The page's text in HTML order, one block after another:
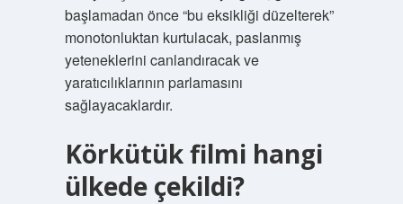
başlamadan önce “bu eksikliği düzelterek”
monotonluktan kurtulacak, paslanmış
yeteneklerini canlandıracak ve
yaratıcılıklarının parlamasını
sağlayacaklardır.
Körkütük filmi hangi
ülkede çekildi?